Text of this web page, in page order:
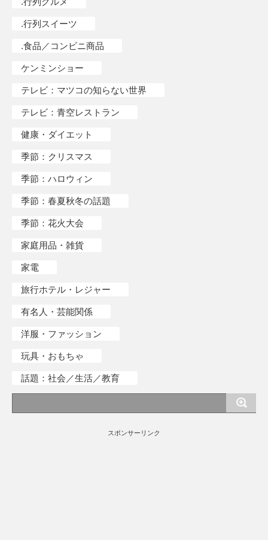
.行列スイーツ
.食品／コンビニ商品
ケンミンショー
テレビ：マツコの知らない世界
テレビ：青空レストラン
健康・ダイエット
季節：クリスマス
季節：ハロウィン
季節：春夏秋冬の話題
季節：花火大会
家庭用品・雑貨
家電
旅行ホテル・レジャー
有名人・芸能関係
洋服・ファッション
玩具・おもちゃ
話題：社会／生活／教育
スポンサーリンク